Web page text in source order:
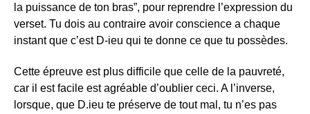
la puissance de ton bras”, pour reprendre l’expression du
verset. Tu dois au contraire avoir conscience a chaque
instant que c’est D-ieu qui te donne ce que tu possèdes.
Cette épreuve est plus difficile que celle de la pauvreté,
car il est facile est agréable d’oublier ceci. A l’inverse,
lorsque, que D.ieu te préserve de tout mal, tu n’es pas